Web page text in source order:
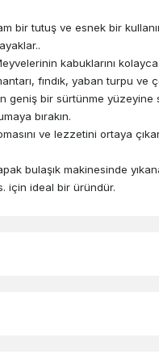
bir tutuş ve esnek bir
kabuklarını
fındık, yaban turpu ve
geniş bir sürtünme yüzeyine
bırakın.
ve lezzetini ortaya
bulaşık makinesinde
için ideal bir üründür.